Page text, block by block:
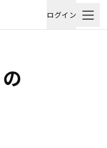
ログイン
の